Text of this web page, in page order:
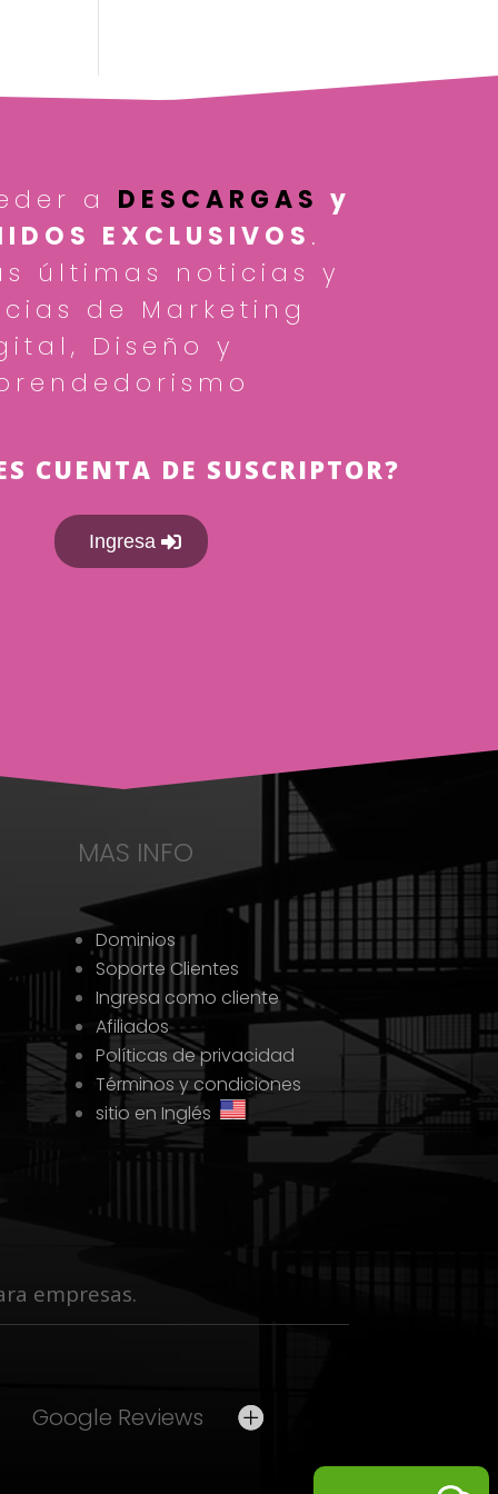
a DESCARGAS y
EXCLUSIVOS .
últimas noticias y
de Marketing
Diseño y
CUENTA DE SUSCRIPTOR?
Ingresa
MAS INFO
Dominios
Soporte Clientes
Ingresa como cliente
Afiliados
Políticas de privacidad
Términos y condiciones
sitio en Inglés
empresas.
Google Reviews